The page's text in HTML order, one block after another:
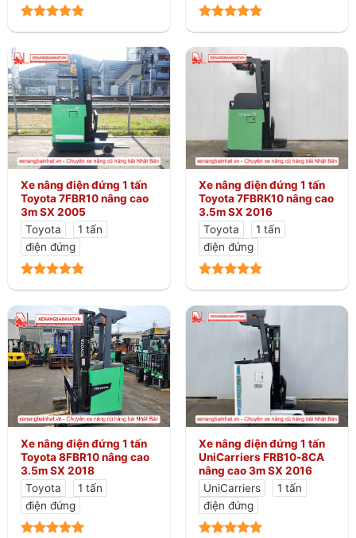
Xe nâng điện đứng 1 tấn
Toyota 7FBR10 nâng cao
3m SX 2005
Toyota
1 tấn
điện đứng
Xe nâng điện đứng 1 tấn
Toyota 7FBRK10 nâng cao
3.5m SX 2016
Toyota
1 tấn
điện đứng
Xe nâng điện đứng 1 tấn
Toyota 8FBR10 nâng cao
3.5m SX 2018
Toyota
1 tấn
điện đứng
Xe nâng điện đứng 1 tấn
UniCarriers FRB10-8CA
nâng cao 3m SX 2016
UniCarriers
1 tấn
điện đứng